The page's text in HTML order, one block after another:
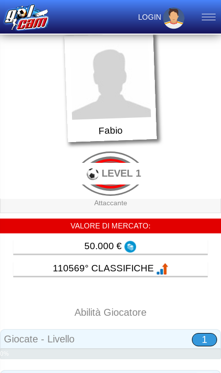
LOGIN
Fabio
LEVEL 1
Attaccante
VALORE DI MERCATO:
50.000 €
110569° CLASSIFICHE
Abilità Giocatore
Giocate - Livello 1
0%